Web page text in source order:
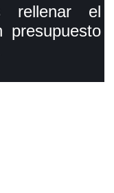
rellenar el
presupuesto